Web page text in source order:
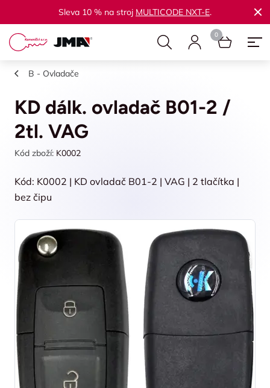
Sleva 10 % na stroj MULTICODE NXT-E.
B - Ovladače
KD dálk. ovladač B01-2 /
2tl. VAG
Kód zboží: K0002
Kód: K0002 | KD ovladač B01-2 | VAG | 2 tlačítka |
bez čipu